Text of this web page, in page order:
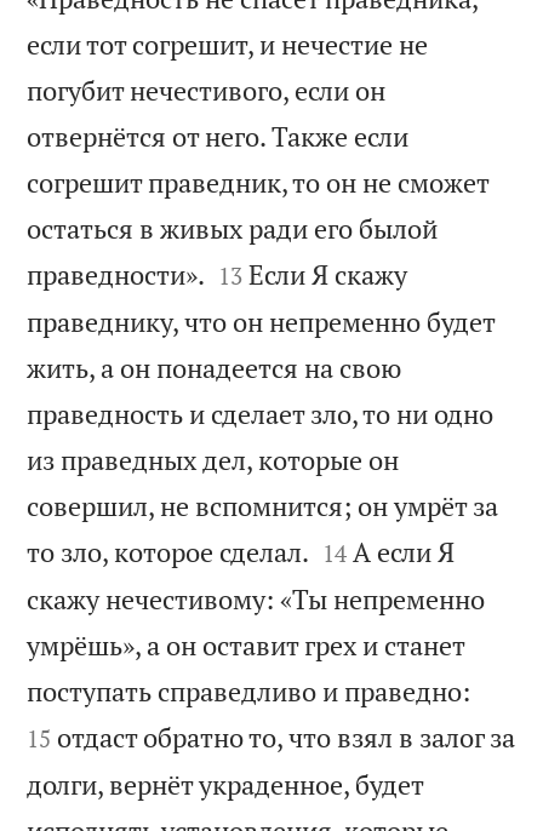
если тот согрешит, и нечестие не
погубит нечестивого, если он
отвернётся от него. Также если
согрешит праведник, то он не сможет
остаться в живых ради его былой
праведности». 

13 Если Я скажу
праведнику, что он непременно будет
жить, а он понадеется на свою
праведность и сделает зло, то ни одно
из праведных дел, которые он
совершил, не вспомнится; он умрёт за
то зло, которое сделал. 

14 А если Я
скажу нечестивому: «Ты непременно
умрёшь», а он оставит грех и станет
поступать справедливо и праведно:
15 отдаст обратно то, что взял в залог за
долги, вернёт украденное, будет